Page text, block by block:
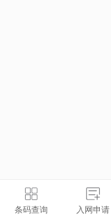
条码查询 入网申请